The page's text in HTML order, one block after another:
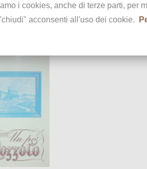
i cookies, anche di terze parti, per
acconsenti all'uso dei cookie.